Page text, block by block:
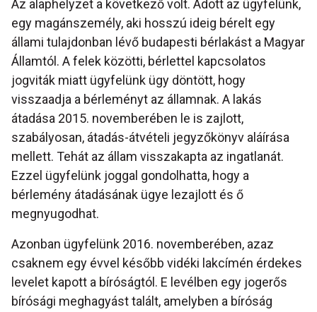
Az alaphelyzet a következő volt. Adott az ügyfelünk,
egy magánszemély, aki hosszú ideig bérelt egy
állami tulajdonban lévő budapesti bérlakást a Magyar
Államtól. A felek közötti, bérlettel kapcsolatos
jogviták miatt ügyfelünk ügy döntött, hogy
visszaadja a bérleményt az államnak. A lakás
átadása 2015. novemberében le is zajlott,
szabályosan, átadás-átvételi jegyzőkönyv aláírása
mellett. Tehát az állam visszakapta az ingatlanát.
Ezzel ügyfelünk joggal gondolhatta, hogy a
bérlemény átadásának ügye lezajlott és ő
megnyugodhat.
Azonban ügyfelünk 2016. novemberében, azaz
csaknem egy évvel később vidéki lakcímén érdekes
levelet kapott a bíróságtól. E levélben egy jogerős
bírósági meghagyást talált, amelyben a bíróság